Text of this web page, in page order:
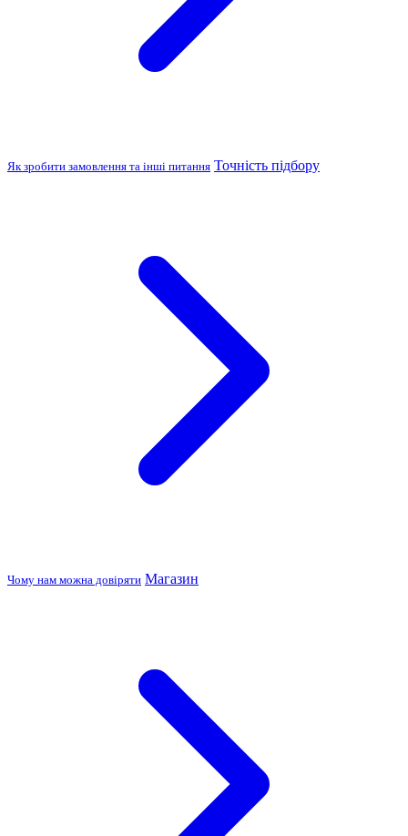
Як зробити замовлення та інші питання Точність підбору
Чому нам можна довіряти Магазин